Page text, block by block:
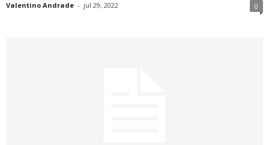
Valentino Andrade - jul 29, 2022 0